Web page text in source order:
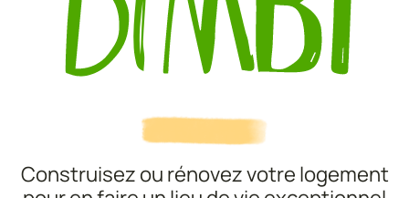
Construisez ou rénovez votre logement